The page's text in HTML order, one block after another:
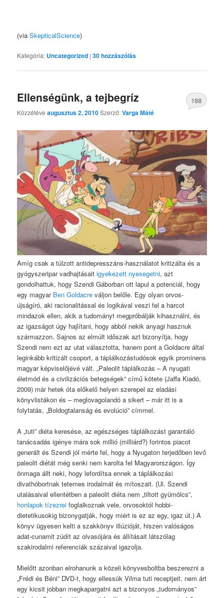
(viaSkepticalScience)
Kategória: Uncategorized |30hozzászólás
Ellenségünk, a tejbegríz
Közzétéveaugusztus 2, 2010Szerző:Varga Máté
188
Amíg csak a túlzott antidepresszáns-használatot kritizálta és a
gyógyszeripar vadhajtásaitigyekezett nyesegetni, azt
gondolhattuk, hogy Szendi Gáborban ott lapul a potenciál, hogy
egy magyar Ben Goldacre váljon belőle. Egy olyan orvos-
újságíró, aki racionalitással és logikával veszi fel a harcot
mindazok ellen, akik a tudományt megpróbálják kihasználni, és
az igazságot úgy hajlítani, hogy abból nekik anyagi hasznuk
származzon. Sajnos az elmúlt időszak azt bizonyítja, hogy
Szendi nem ezt az utat választotta, hanem pont a Goldacre által
leginkább kritizált csoport, a táplálkozástudósok egyik prominens
magyar képviselőjévé vált. „Paleolit táplálkozás – A nyugati
életmód és a civilizációs betegségek” című kötete (Jaffa Kiadó,
2009) már hetek óta előkelő helyen szerepel az eladási
könyvlistákon és – meglovagolandó a sikert – már itt is a
folytatás, „Boldogtalanság és evolúció” címmel.
A „tuti” diéta keresése, az egészséges táplálkozást garantáló
tanácsadás igénye mára sok millió (milliárd?) forintos piacot
generált és Szendi jól mérte fel, hogy a Nyugaton terjedőben levő
paleolit diétát még senki nem karolta fel Magyarországon. Így
önmaga állt neki, hogy lefordítsa ennek a táplálkozási
divathóbortnak tetemes irodalmát és mítoszait. (Ui. Szendi
utalásaival ellentétben a paleolit diéta nem „tiltott gyümölcs”,
honlapok tízezrei foglalkoznak vele, orvosoktól hobbi-
dietetikusokig bizonygatják, hogy miért is ez az egy, igaz út.) A
könyv ügyesen kelti a szakkönyv illúzióját, hiszen valóságos
adat-cunamit zúdít az olvasójára és állításait látszólag
szakirodalmi referenciák százaival igazolja.
Mielőtt azonban elrohanunk a közeli könyvesboltba beszerezni a
„Frédi és Béni” DVD-t, hogy ellessük Vilma tuti receptjeit, nem árt
egy kicsit jobban megkapargatni azt a bizonyos „tudományos”